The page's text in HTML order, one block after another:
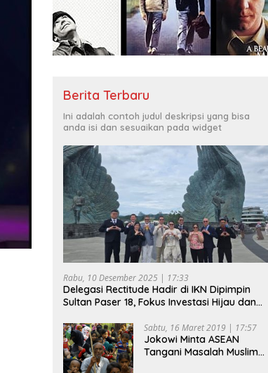
Berita Terbaru
Ini adalah contoh judul deskripsi yang bisa
anda isi dan sesuaikan pada widget
Rabu, 10 Desember 2025 | 17:33
Delegasi Rectitude Hadir di IKN Dipimpin
Sultan Paser 18, Fokus Investasi Hijau dan
Sabtu, 16 Maret 2019 | 17:57
Jokowi Minta ASEAN
Tangani Masalah Muslim